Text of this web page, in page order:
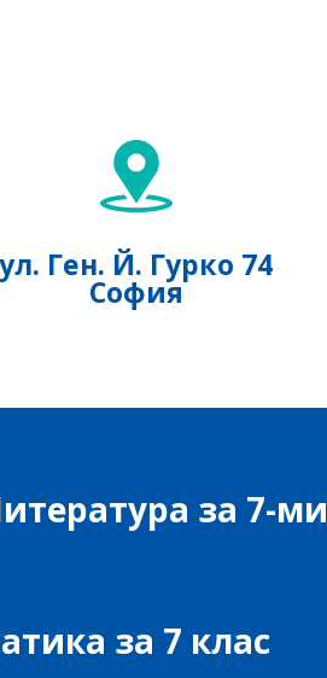
ул. Ген. Й. Гурко 74
София
за 7-ми
за 7 клас